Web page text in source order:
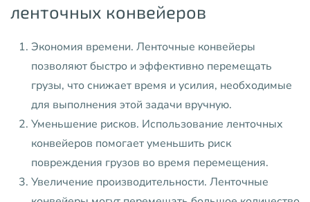
ленточных конвейеров
Экономия времени. Ленточные конвейеры
позволяют быстро и эффективно перемещать
грузы, что снижает время и усилия, необходимые
для выполнения этой задачи вручную.
Уменьшение рисков. Использование ленточных
конвейеров помогает уменьшить риск
повреждения грузов во время перемещения.
Увеличение производительности. Ленточные